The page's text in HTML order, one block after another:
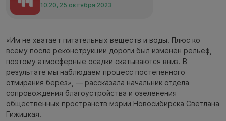
10:20, 25 октября 2023
«Им не хватает питательных веществ и воды. Плюс ко
всему после реконструкции дороги был изменён рельеф,
поэтому атмосферные осадки скатываются вниз. В
результате мы наблюдаем процесс постепенного
отмирания берёз», — рассказала начальник отдела
сопровождения благоустройства и озеленения
общественных пространств мэрии Новосибирска Светлана
Гижицкая.